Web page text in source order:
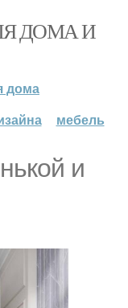
ДОМА И
дома
мебель
и